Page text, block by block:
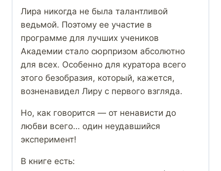
Лира никогда не была талантливой
ведьмой. Поэтому ее участие в
программе для лучших учеников
Академии стало сюрпризом абсолютно
для всех. Особенно для куратора всего
этого безобразия, который, кажется,
возненавидел Лиру с первого взгляда.
Но, как говорится — от ненависти до
любви всего… один неудавшийся
эксперимент!
В книге есть: